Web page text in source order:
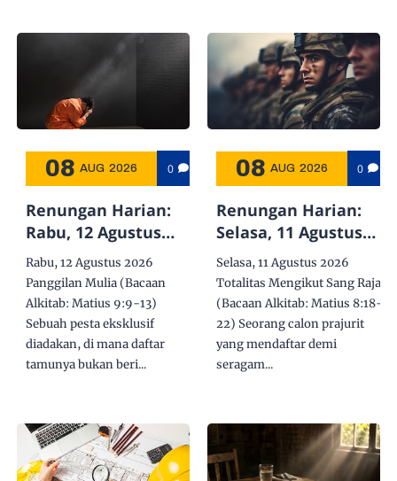
08 AUG 2026 0
Renungan Harian:
Rabu, 12 Agustus
2026 - Panggilan
Mulia
Rabu, 12 Agustus 2026
Panggilan Mulia (Bacaan
Alkitab:Matius 9:9-13)
Sebuah pesta eksklusif
diadakan, di mana daftar
tamunya bukan beri...
08 AUG 2026 0
Renungan Harian:
Selasa, 11 Agustus
2026 - Totalitas
Mengikut Sang Raja
Selasa, 11 Agustus 2026
Totalitas Mengikut Sang Raja
(Bacaan Alkitab:Matius 8:18-
22) Seorang calon prajurit
yang mendaftar demi
seragam...